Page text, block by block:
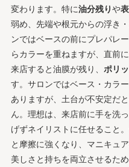
変わります。特に油分残り や
弱め、先端や根元からの浮き
ンではベースの前にプレパレ
らカラーを重ねますが、直前
来店すると油膜が残り、 ポリ
す。サロンではベース・カラ
ありますが、土台が不安定だ
ん。理想は、来店前に手を洗
げずネイリストに任せること。
と摩擦に強くなり、マニキュ
美しさと持ちを両立させるた